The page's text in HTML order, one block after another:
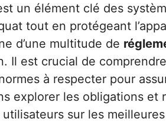
un élément clé des
tout en protégeant
d’une multitude de
Il est crucial de
à respecter pour
explorer les obligations
utilisateurs sur les